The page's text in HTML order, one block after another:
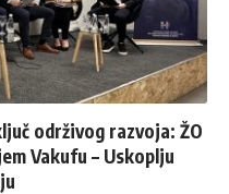
održivog razvoja: ŽO
Vakufu – Uskoplju